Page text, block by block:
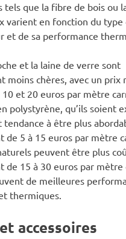
tels que la fibre de bois ou
varient en fonction du type
et de sa performance
et la laine de verre sont
moins chères, avec un prix
et 20 euros par mètre
polystyrène, qu’ils soient
à être plus
de 5 à 15 euros par mètre
peuvent être plus
de 15 à 30 euros par mètre
de meilleures
thermiques.
accessoires